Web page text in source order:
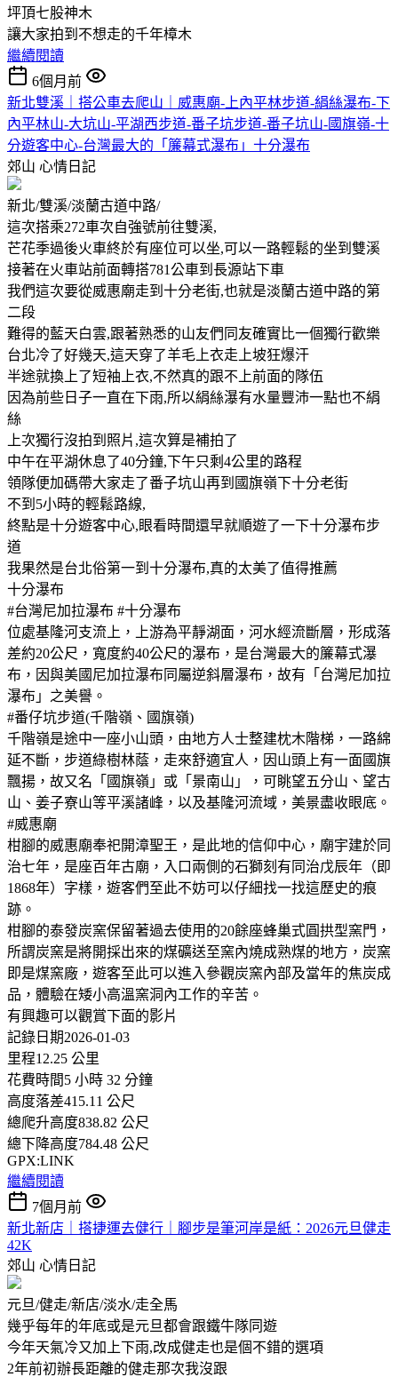
坪頂七股神木
讓大家拍到不想走的千年樟木
繼續閱讀
6個月前
新北雙溪｜搭公車去爬山｜威惠廟-上內平林步道-絹絲瀑布-下
內平林山-大坑山-平湖西步道-番子坑步道-番子坑山-國旗嶺-十
分遊客中心-台灣最大的「簾幕式瀑布」十分瀑布
郊山 心情日記
新北/雙溪/淡蘭古道中路/
這次搭乘272車次自強號前往雙溪,
芒花季過後火車終於有座位可以坐,可以一路輕鬆的坐到雙溪
接著在火車站前面轉搭781公車到長源站下車
我們這次要從威惠廟走到十分老街,也就是淡蘭古道中路的第
二段
難得的藍天白雲,跟著熟悉的山友們同友確實比一個獨行歡樂
台北冷了好幾天,這天穿了羊毛上衣走上坡狂爆汗
半途就換上了短袖上衣,不然真的跟不上前面的隊伍
因為前些日子一直在下雨,所以絹絲瀑有水量豐沛一點也不絹
絲
上次獨行沒拍到照片,這次算是補拍了
中午在平湖休息了40分鐘,下午只剩4公里的路程
領隊便加碼帶大家走了番子坑山再到國旗嶺下十分老街
不到5小時的輕鬆路線,
終點是十分遊客中心,眼看時間還早就順遊了一下十分瀑布步
道
我果然是台北俗第一到十分瀑布,真的太美了值得推薦
十分瀑布
#台灣尼加拉瀑布 #十分瀑布
位處基隆河支流上，上游為平靜湖面，河水經流斷層，形成落
差約20公尺，寬度約40公尺的瀑布，是台灣最大的簾幕式瀑
布，因與美國尼加拉瀑布同屬逆斜層瀑布，故有「台灣尼加拉
瀑布」之美譽。
#番仔坑步道(千階嶺、國旗嶺)
千階嶺是途中一座小山頭，由地方人士整建枕木階梯，一路綿
延不斷，步道綠樹林蔭，走來舒適宜人，因山頭上有一面國旗
飄揚，故又名「國旗嶺」或「景南山」，可眺望五分山、望古
山、姜子寮山等平溪諸峰，以及基隆河流域，美景盡收眼底。
#威惠廟
柑腳的威惠廟奉祀開漳聖王，是此地的信仰中心，廟宇建於同
治七年，是座百年古廟，入口兩側的石獅刻有同治戊辰年（即
1868年）字樣，遊客們至此不妨可以仔細找一找這歷史的痕
跡。
柑腳的泰發炭窯保留著過去使用的20餘座蜂巢式圓拱型窯門，
所謂炭窯是將開採出來的煤礦送至窯內燒成熟煤的地方，炭窯
即是煤窯廠，遊客至此可以進入參觀炭窯內部及當年的焦炭成
品，體驗在矮小高溫窯洞內工作的辛苦。
有興趣可以觀賞下面的影片
記錄日期2026-01-03
里程12.25 公里
花費時間5 小時 32 分鐘
高度落差415.11 公尺
總爬升高度838.82 公尺
總下降高度784.48 公尺
GPX:LINK
繼續閱讀
7個月前
新北新店｜搭捷運去健行｜腳步是筆河岸是紙：2026元旦健走
42K
郊山 心情日記
元旦/健走/新店/淡水/走全馬
幾乎每年的年底或是元旦都會跟鐵牛隊同遊
今年天氣冷又加上下雨,改成健走也是個不錯的選項
2年前初辦長距離的健走那次我沒跟